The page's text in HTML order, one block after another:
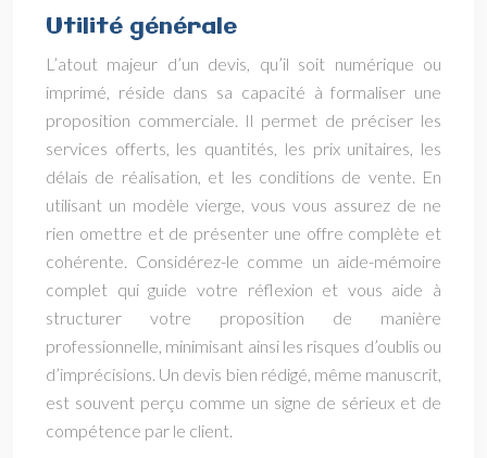
Utilité générale
L’atout majeur d’un devis, qu’il soit numérique ou
imprimé, réside dans sa capacité à formaliser une
proposition commerciale. Il permet de préciser les
services offerts, les quantités, les prix unitaires, les
délais de réalisation, et les conditions de vente. En
utilisant un modèle vierge, vous vous assurez de ne
rien omettre et de présenter une offre complète et
cohérente. Considérez-le comme un aide-mémoire
complet qui guide votre réflexion et vous aide à
structurer votre proposition de manière
professionnelle, minimisant ainsi les risques d’oublis ou
d’imprécisions. Un devis bien rédigé, même manuscrit,
est souvent perçu comme un signe de sérieux et de
compétence par le client.